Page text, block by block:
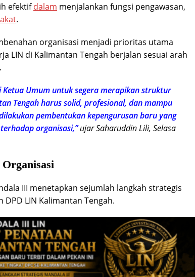
efektifdalam menjalankan fungsi pengawasan,
.
organisasi menjadi prioritas utama
LIN di Kalimantan Tengah berjalan sesuai arah
Umum untuk segera merapikan struktur
Tengah harus solid, profesional, dan mampu
pembentukan kepengurusan baru yang
organisasi,”ujar Saharuddin Lili, Selasa
Organisasi
III menetapkan sejumlah langkah strategis
LIN Kalimantan Tengah.